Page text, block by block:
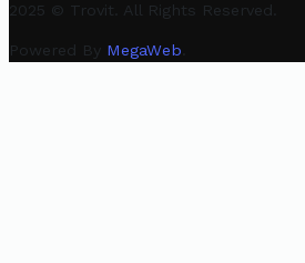
2025 © Trovit. All Rights Reserved.
Powered By MegaWeb